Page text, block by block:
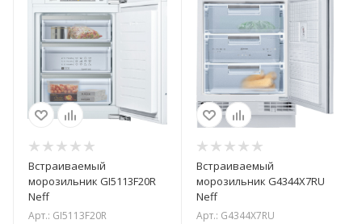
Встраиваемый
морозильник GI5113F20R
Neff
Арт.: GI5113F20R
Встраиваемый
морозильник G4344X7RU
Neff
Арт.: G4344X7RU